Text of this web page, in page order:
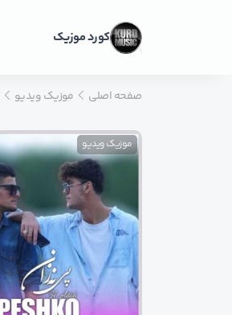
کورد موزیک
صفحه اصلی موزیک ویدیو
موزیک ویدیو